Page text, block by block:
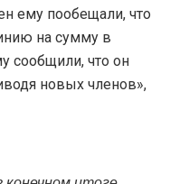
ему пообещали, что
на сумму в
сообщили, что он
новых членов»,